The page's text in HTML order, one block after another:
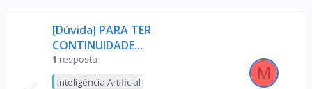
[Dúvida] PARA TER
CONTINUIDADE...
1 resposta
Inteligência Artificial